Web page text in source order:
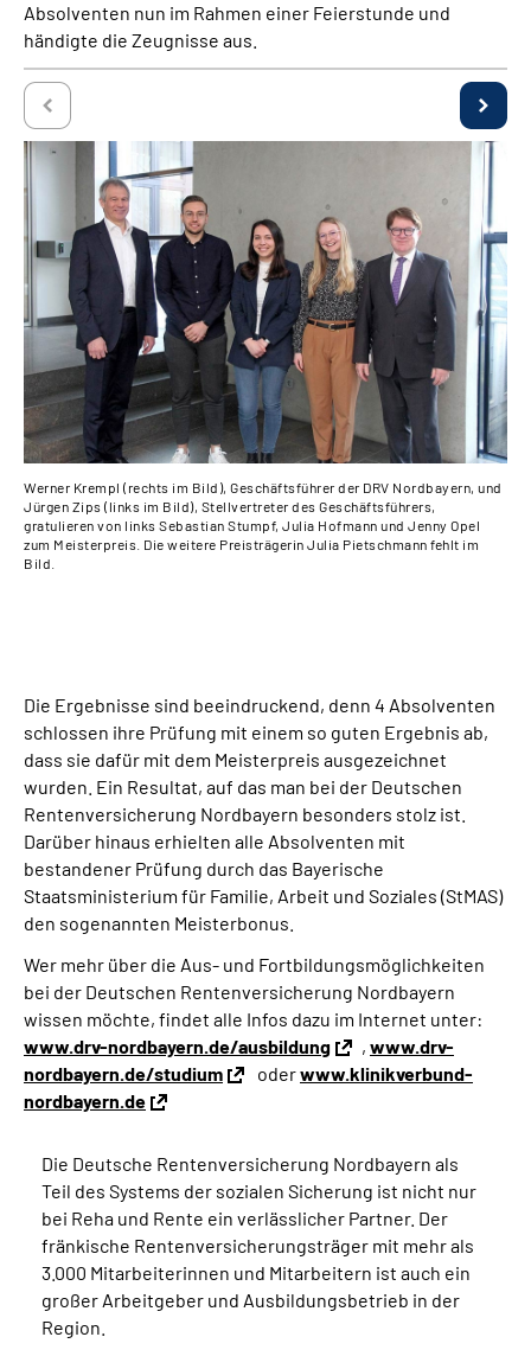
Absolventen nun im Rahmen einer Feierstunde und
händigte die Zeugnisse aus.
Werner Krempl (rechts im Bild), Geschäftsführer der DRV Nordbayern, und
Jürgen Zips (links im Bild), Stellvertreter des Geschäftsführers,
gratulieren von links Sebastian Stumpf, Julia Hofmann und Jenny Opel
zum Meisterpreis. Die weitere Preisträgerin Julia Pietschmann fehlt im
Bild.
Die Ergebnisse sind beeindruckend, denn 4 Absolventen
schlossen ihre Prüfung mit einem so guten Ergebnis ab,
dass sie dafür mit dem Meisterpreis ausgezeichnet
wurden. Ein Resultat, auf das man bei der Deutschen
Rentenversicherung Nordbayern besonders stolz ist.
Darüber hinaus erhielten alle Absolventen mit
bestandener Prüfung durch das Bayerische
Staatsministerium für Familie, Arbeit und Soziales (StMAS)
den sogenannten Meisterbonus.
Wer mehr über die Aus- und Fortbildungsmöglichkeiten
bei der Deutschen Rentenversicherung Nordbayern
wissen möchte, findet alle Infos dazu im Internet unter:
www.drv-nordbayern.de/ausbildung
, www.drv-
nordbayern.de/studium
oderwww.klinikverbund-
nordbayern.de
Die Deutsche Rentenversicherung Nordbayern als
Teil des Systems der sozialen Sicherung ist nicht nur
bei Reha und Rente ein verlässlicher Partner. Der
fränkische Rentenversicherungsträger mit mehr als
3.000 Mitarbeiterinnen und Mitarbeitern ist auch ein
großer Arbeitgeber und Ausbildungsbetrieb in der
Region.